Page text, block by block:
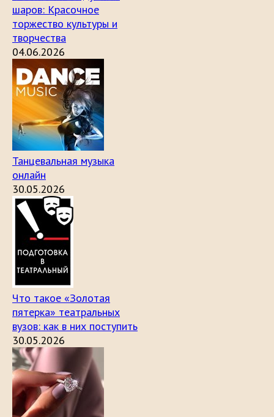
шаров: Красочное
торжество культуры и
творчества
04.06.2026
Танцевальная музыка
онлайн
30.05.2026
Что такое «Золотая
пятерка» театральных
вузов: как в них поступить
30.05.2026